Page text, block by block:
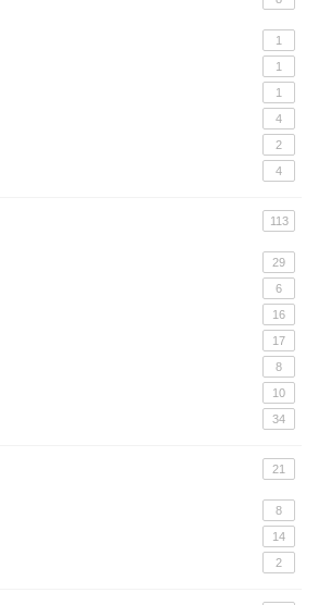
1
1
1
4
2
4
113
29
6
16
17
8
10
34
21
8
14
2